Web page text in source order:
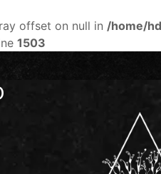
offset on null in /home/
1503